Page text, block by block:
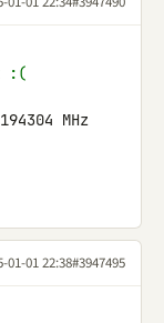
:(
MHz
01-01 22:38#3947495